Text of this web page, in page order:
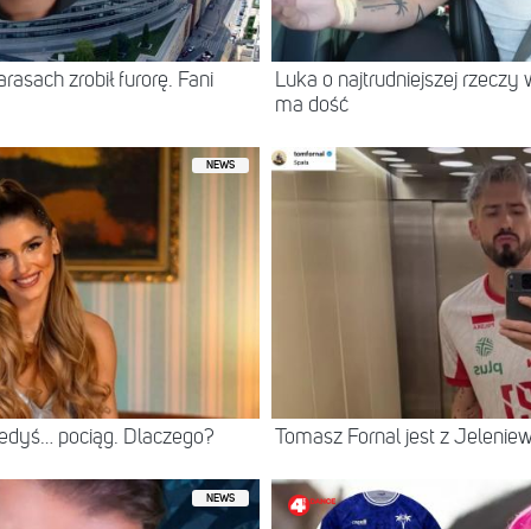
zrobił furorę. Fani
Luka o najtrudniejszej rzeczy
ma dość
NEWS
pociąg. Dlaczego? Tomasz Fornal jest z
NEWS